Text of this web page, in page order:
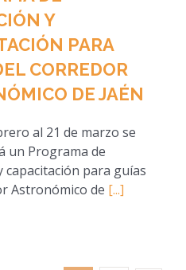
Y
PARA
CORREDOR
DE JAÉN
al 21 de marzo se
un Programa de
capacitación para guías
Astronómico de [...]